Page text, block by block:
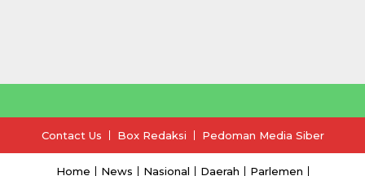
Contact Us Box Redaksi Pedoman Media Siber
Home News Nasional Daerah Parlemen